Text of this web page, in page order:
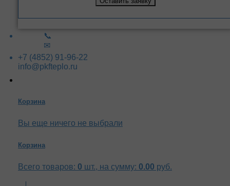
📞
✉
+7 (4852) 91-96-22
info@pkfteplo.ru
Корзина
Вы еще ничего не выбрали
Корзина
Всего товаров: 0 шт., на сумму: 0.00 руб.